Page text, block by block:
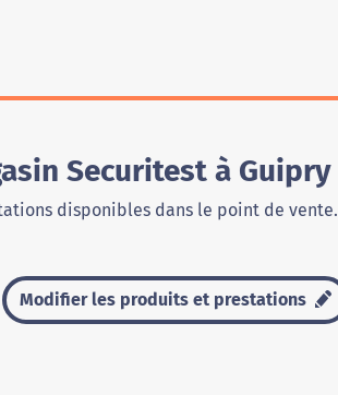
Securitest à Guipry
disponibles dans le point de vente.
Modifier les produits et prestations